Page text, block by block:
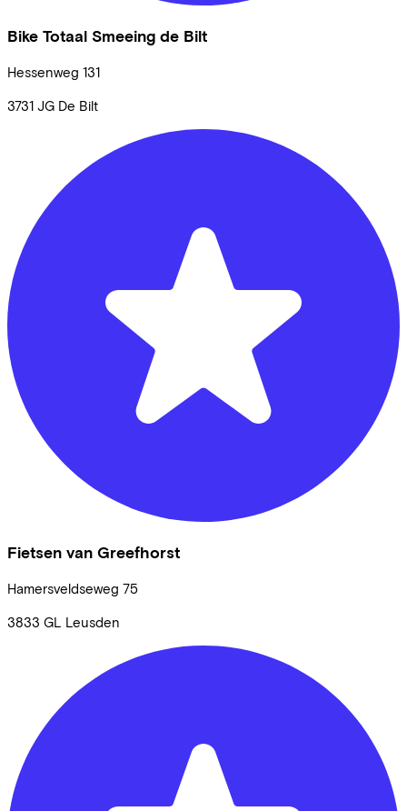
Bike Totaal Smeeing de Bilt
Hessenweg 131
3731 JG De Bilt
Fietsen van Greefhorst
Hamersveldseweg 75
3833 GL Leusden